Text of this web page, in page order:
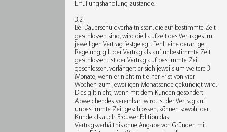
Erfüllungshandlung zustande.
3.2
Bei Dauerschuldverhältnissen, die auf bestimmte Zeit
geschlossen sind, wird die Laufzeit des Vertrages im
jeweiligen Vertrag festgelegt. Fehlt eine derartige
Regelung, gilt der Vertrag als auf unbestimmte Zeit
geschlossen. Ist der Vertrag auf bestimmte Zeit
geschlossen, verlängert er sich jeweils um weitere 3
Monate, wenn er nicht mit einer Frist von vier
Wochen zum jeweiligen Monatsende gekündigt wird.
Dies gilt nicht, wenn mit dem Kunden gesondert
Abweichendes vereinbart wird. Ist der Vertrag auf
unbestimmte Zeit geschlossen, können sowohl der
Kunde als auch Brouwer Edition das
Vertragsverhältnis ohne Angabe von Gründen mit